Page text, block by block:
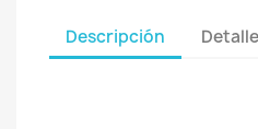
Descripción